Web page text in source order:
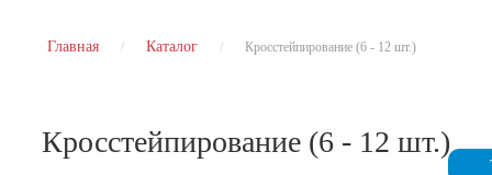
Главная Каталог Кросстейпирование (6 - 12 шт.)
Кросстейпирование (6 - 12 шт.)